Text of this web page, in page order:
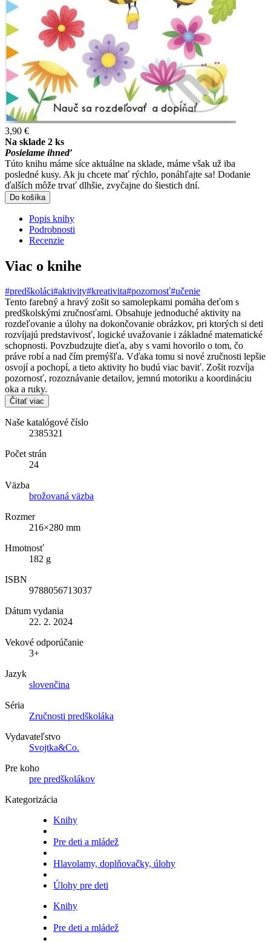
3,90 €
Na sklade 2 ks
Posielame ihneď
Túto knihu máme síce aktuálne na sklade, máme však už iba
posledné kusy. Ak ju chcete mať rýchlo, ponáhľajte sa! Dodanie
ďalších môže trvať dlhšie, zvyčajne do šiestich dní.
Do košíka
Popis knihy
Podrobnosti
Recenzie
Viac o knihe
#predškoláci#aktivity#kreativita#pozornosť#učenie
Tento farebný a hravý zošit so samolepkami pomáha deťom s
predškolskými zručnosťami. Obsahuje jednoduché aktivity na
rozdeľovanie a úlohy na dokončovanie obrázkov, pri ktorých si deti
rozvíjajú predstavivosť, logické uvažovanie i základné matematické
schopnosti. Povzbudzujte dieťa, aby s vami hovorilo o tom, čo
práve robí a nad čím premýšľa. Vďaka tomu si nové zručnosti lepšie
osvojí a pochopí, a tieto aktivity ho budú viac baviť. Zošit rozvíja
pozornosť, rozoznávanie detailov, jemnú motoriku a koordináciu
oka a ruky.
Čítať viac
Naše katalógové číslo
2385321
Počet strán
24
Väzba
brožovaná väzba
Rozmer
216×280 mm
Hmotnosť
182 g
ISBN
9788056713037
Dátum vydania
22. 2. 2024
Vekové odporúčanie
3+
Jazyk
slovenčina
Séria
Zručnosti predškoláka
Vydavateľstvo
Svojtka&Co.
Pre koho
pre predškolákov
Kategorizácia
Knihy
Pre deti a mládež
Hlavolamy, doplňovačky, úlohy
Úlohy pre deti
Knihy
Pre deti a mládež